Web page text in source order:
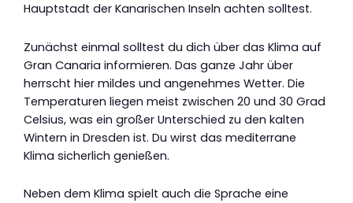
Hauptstadt der Kanarischen Inseln achten solltest.
Zunächst einmal solltest du dich über das Klima auf
Gran Canaria informieren. Das ganze Jahr über
herrscht hier mildes und angenehmes Wetter. Die
Temperaturen liegen meist zwischen 20 und 30 Grad
Celsius, was ein großer Unterschied zu den kalten
Wintern in Dresden ist. Du wirst das mediterrane
Klima sicherlich genießen.
Neben dem Klima spielt auch die Sprache eine